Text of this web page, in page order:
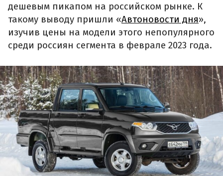
дешевым пикапом на российском рынке. К
такому выводу пришли «Автоновости дня»,
изучив цены на модели этого непопулярного
среди россиян сегмента в феврале 2023 года.